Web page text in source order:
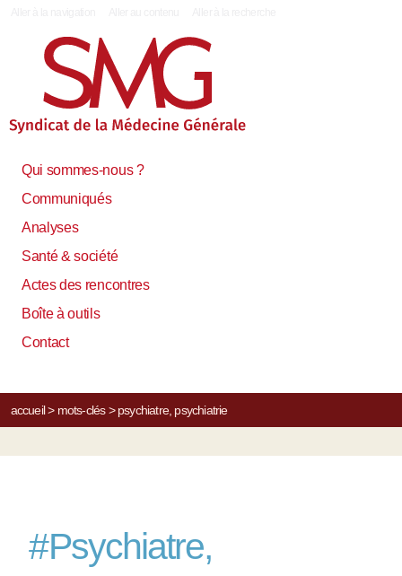
Qui sommes-nous ?
Communiqués
Analyses
Santé & société
Actes des rencontres
Boîte à outils
Contact
accueil> mots-clés> psychiatre, psychiatrie
#Psychiatre,